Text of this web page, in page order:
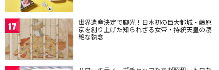
17 世界遺産決定で脚光！日本初の巨大都城・藤原
京を創り上げた知られざる女帝・持統天皇の凄
絶な執念